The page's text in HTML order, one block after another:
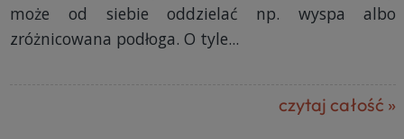
może od siebie oddzielać np. wyspa albo
zróżnicowana podłoga. O tyle...
czytaj całość »